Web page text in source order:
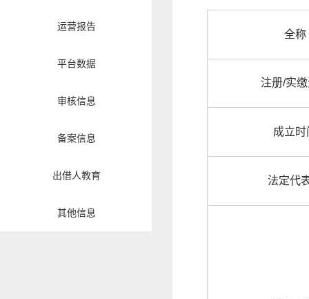
运营报告
平台数据
审核信息
备案信息
出借人教育
其他信息
全称
注册/实
成立时
法定代